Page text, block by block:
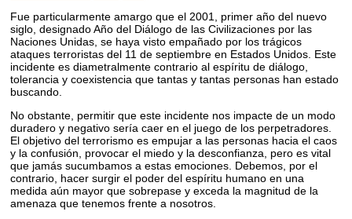
Fue particularmente amargo que el 2001, primer año del nuevo
siglo, designado Año del Diálogo de las Civilizaciones por las
Naciones Unidas, se haya visto empañado por los trágicos
ataques terroristas del 11 de septiembre en Estados Unidos. Este
incidente es diametralmente contrario al espíritu de diálogo,
tolerancia y coexistencia que tantas y tantas personas han estado
buscando.
No obstante, permitir que este incidente nos impacte de un modo
duradero y negativo sería caer en el juego de los perpetradores.
El objetivo del terrorismo es empujar a las personas hacia el caos
y la confusión, provocar el miedo y la desconfianza, pero es vital
que jamás sucumbamos a estas emociones. Debemos, por el
contrario, hacer surgir el poder del espíritu humano en una
medida aún mayor que sobrepase y exceda la magnitud de la
amenaza que tenemos frente a nosotros.